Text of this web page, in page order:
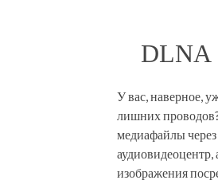
DLNA
У вас, наверное,
лишних
медиафайлы
изображения